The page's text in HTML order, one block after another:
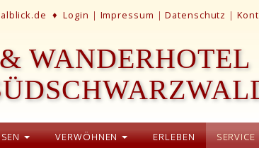
♦Login | Impressum |Datenschutz |
WANDERHOTEL
VERWÖHNEN ERLEBEN